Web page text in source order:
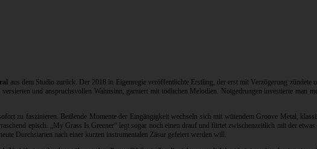
aus dem Studio zurück. Der 2018 in Eigenregie veröffentlichte Erstling, der erst mit Verzögerung zündete
und anspruchsvollen Wahnsinn, garniert mit tödlichen Melodien. Notgedrungen investierte man
zu faszinieren. Beißende Momente der Eingängigkeit wechseln sich mit wütendem Groove Metal,
episch. „My Grass Is Greener“ legt sogar noch einen drauf und flirtet zwischenzeitlich mit der
Durchstarten nach einer kurzen instrumentalen Zäsur gefeiert werden will.